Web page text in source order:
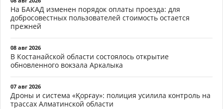
На БАКАД изменен порядок оплаты проезда: для
добросовестных пользователей стоимость остается
прежней
08 авг 2026
В Костанайской области состоялось открытие
обновленного вокзала Аркалыка
07 авг 2026
Дроны и система «Қорғау»: полиция усилила контроль на
трассах Алматинской области